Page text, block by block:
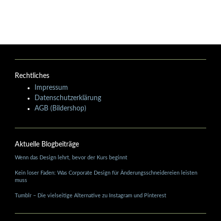
Rechtliches
Impressum
Datenschutzerklärung
AGB (Bildershop)
Aktuelle Blogbeiträge
Wenn das Design lehrt, bevor der Kurs beginnt
Kein loser Faden: Was Corporate Design für Änderungsschneidereien leisten
muss
Tumblr – Die vielseitige Alternative zu Instagram und Pinterest